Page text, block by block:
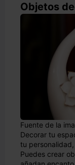
Objetos
Fuente de la
Decorar tu
tu
Puedes crear